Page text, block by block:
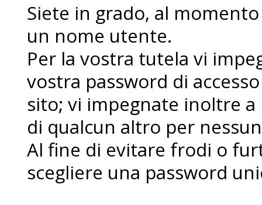
Siete in grado, al
un nome utente.
Per la vostra tutela vi
vostra password di
sito; vi impegnate inoltre
di qualcun altro per
Al fine di evitare frodi o
scegliere una password